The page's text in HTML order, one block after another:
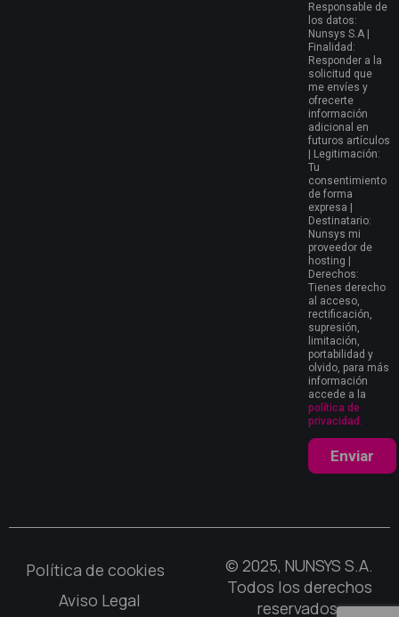
Responsable de
los datos:
Nunsys S.A |
Finalidad:
Responder a la
solicitud que
me envíes y
ofrecerte
información
adicional en
futuros artículos
| Legitimación:
Tu
consentimiento
de forma
expresa |
Destinatario:
Nunsys mi
proveedor de
hosting |
Derechos:
Tienes derecho
al acceso,
rectificación,
supresión,
limitación,
portabilidad y
olvido, para más
información
accede a la
política de
privacidad.
Enviar
© 2025, NUNSYS S.A.
Todos los derechos
reservados.
Política de cookies
Aviso Legal